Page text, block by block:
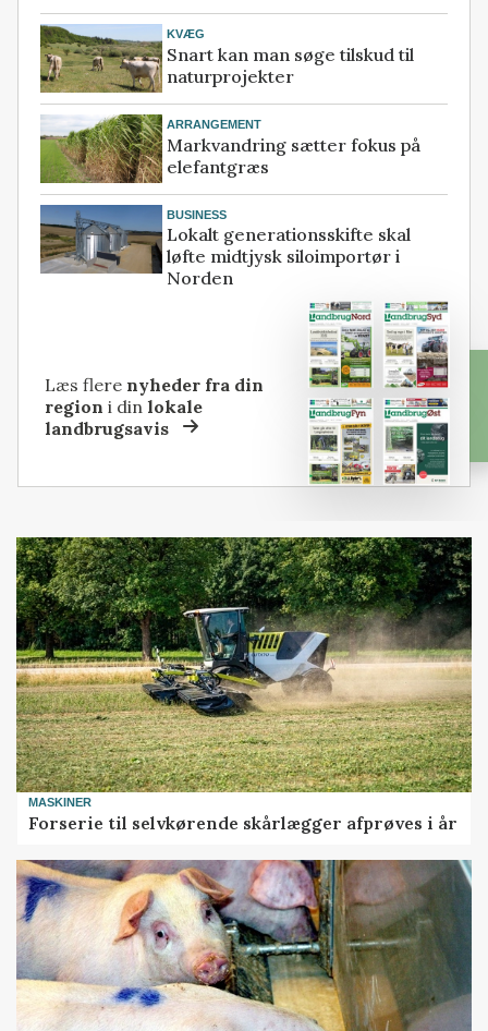
KVÆG
Snart kan man søge tilskud til
naturprojekter
ARRANGEMENT
Markvandring sætter fokus på
elefantgræs
BUSINESS
Lokalt generationsskifte skal
løfte midtjysk siloimportør i
Norden
Læs flere nyheder fra din
region i dinlokale
landbrugsavis
MASKINER
Forserie til selvkørende skårlægger afprøves i år